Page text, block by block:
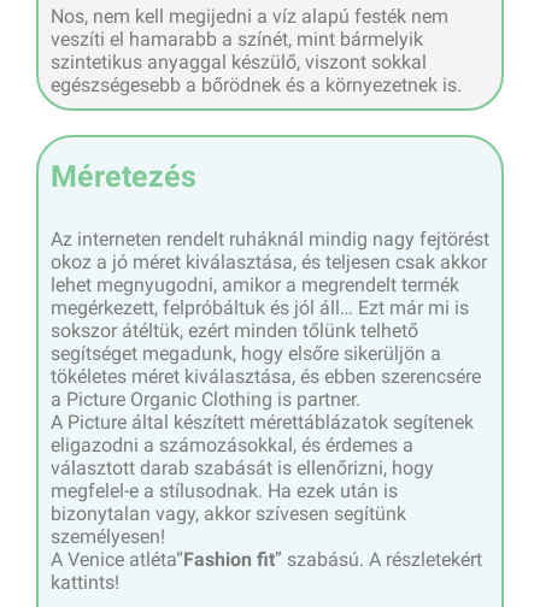
Nos, nem kell megijedni a víz alapú festék nem
veszíti el hamarabb a színét, mint bármelyik
szintetikus anyaggal készülő, viszont sokkal
egészségesebb a bőrödnek és a környezetnek is.
Méretezés
Az interneten rendelt ruháknál mindig nagy fejtörést
okoz a jó méret kiválasztása, és teljesen csak akkor
lehet megnyugodni, amikor a megrendelt termék
megérkezett, felpróbáltuk és jól áll… Ezt már mi is
sokszor átéltük, ezért minden tőlünk telhető
segítséget megadunk, hogy elsőre sikerüljön a
tökéletes méret kiválasztása, és ebben szerencsére
a Picture Organic Clothing is partner.
A Picture által készített mérettáblázatok segítenek
eligazodni a számozásokkal, és érdemes a
választott darab szabását is ellenőrizni, hogy
megfelel-e a stílusodnak. Ha ezek után is
bizonytalan vagy, akkor szívesen segítünk
személyesen!
A Venice atléta“Fashion fit” szabású. A részletekért
kattints!